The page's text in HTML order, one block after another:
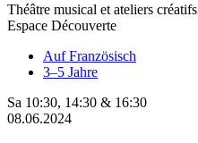
Théâtre musical et ateliers créatifs
Espace Découverte
Auf Französisch
3–5 Jahre
Sa 10:30, 14:30 & 16:30
08.06.2024